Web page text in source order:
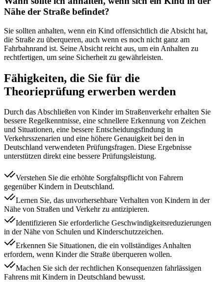
Nähe der Straße befindet?
Sie sollten anhalten, wenn ein Kind offensichtlich die Absicht hat,
die Straße zu überqueren, auch wenn es noch nicht ganz am
Fahrbahnrand ist. Seine Absicht reicht aus, um ein Anhalten zu
rechtfertigen, um seine Sicherheit zu gewährleisten.
Fähigkeiten, die Sie für die
Theorieprüfung erwerben werden
Durch das Abschließen von Kinder im Straßenverkehr erhalten Sie
bessere Regelkenntnisse, eine schnellere Erkennung von Zeichen
und Situationen, eine bessere Entscheidungsfindung in
Verkehrsszenarien und eine höhere Genauigkeit bei den in
Deutschland verwendeten Prüfungsfragen. Diese Ergebnisse
unterstützen direkt eine bessere Prüfungsleistung.
Verstehen Sie die erhöhte Sorgfaltspflicht von Fahrern
gegenüber Kindern in Deutschland.
Lernen Sie, das unvorhersehbare Verhalten von Kindern in der
Nähe von Straßen und Verkehr zu antizipieren.
Identifizieren Sie erforderliche Geschwindigkeitsreduzierungen
in der Nähe von Schulen und Kinderschutzzeichen.
Erkennen Sie Situationen, die ein vollständiges Anhalten
erfordern, wenn Kinder die Straße überqueren wollen.
Machen Sie sich der rechtlichen Konsequenzen fahrlässigen
Fahrens mit Kindern in Deutschland bewusst.